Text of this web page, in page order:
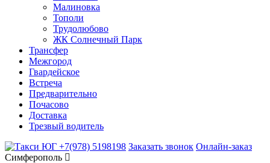
Малиновка
Тополи
Трудолюбово
ЖК Солнечный Парк
Трансфер
Межгород
Гвардейское
Встреча
Предварительно
Почасово
Доставка
Трезвый водитель
+7(978) 5198198 Заказать звонок Онлайн-заказ
Симферополь